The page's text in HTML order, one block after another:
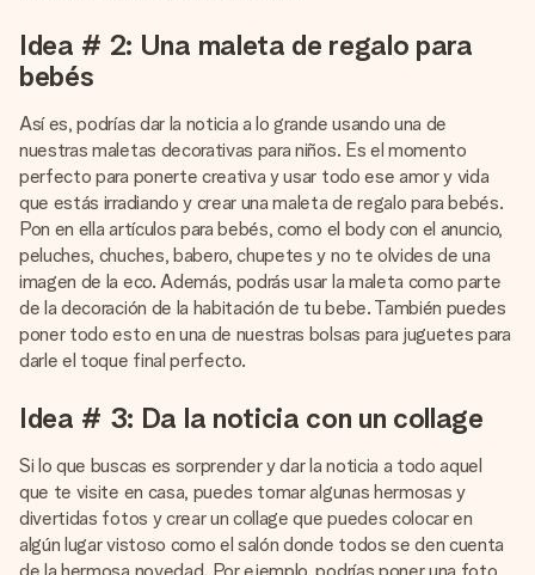
Idea # 2: Una maleta de regalo para
bebés
Así es, podrías dar la noticia a lo grande usando una de
nuestras maletas decorativas para niños. Es el momento
perfecto para ponerte creativa y usar todo ese amor y vida
que estás irradiando y crear una maleta de regalo para bebés.
Pon en ella artículos para bebés, como el body con el anuncio,
peluches, chuches, babero, chupetes y no te olvides de una
imagen de la eco. Además, podrás usar la maleta como parte
de la decoración de la habitación de tu bebe. También puedes
poner todo esto en una de nuestras bolsas para juguetes para
darle el toque final perfecto.
Idea # 3: Da la noticia con un collage
Si lo que buscas es sorprender y dar la noticia a todo aquel
que te visite en casa, puedes tomar algunas hermosas y
divertidas fotos y crear un collage que puedes colocar en
algún lugar vistoso como el salón donde todos se den cuenta